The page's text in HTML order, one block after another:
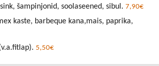
šampinjonid, soolaseened, sibul. 7,90€
kaste, barbeque kana,mais, paprika,
5,50€